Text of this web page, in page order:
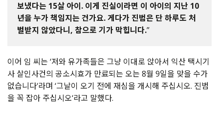
보냈다는 15살 아이. 이게 진실이라면 이 아이의 지난 10
년을 누가 책임지는 건가요. 게다가 진범은 단 하루도 처
벌받지 않았다니, 참으로 기가 막힙니다.”
이어 임 씨는 ‘저와 유가족들은 그냥 이대로 앉아서 익산 택시기
사 살인사건의 공소시효가 만료되는 오는 8월 9일을 맞을 수가
없습니다‘라며 ‘그날이 오기 전에 재심을 개시해 주십시오. 진범
을 꼭 잡아 주십시오‘라고 말했다.